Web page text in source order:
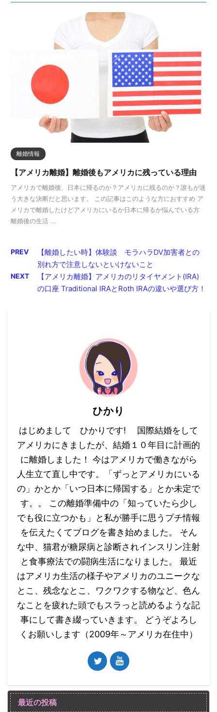
離婚情報
【アメリカ離婚】離婚後もアメリカに残っている理由
アメリカで離婚後、日本に帰るのか？アメリカに残るのか？誰もが迷
う大きな決断だと思います。 この記事はこのような方におすすめ ア
メリカで離婚したけどアメリカにいるか日本に帰るか悩んでいる方
離婚後の生活 ...
PREV
【離婚したい時】体験談 モラハラDV加害者との
別れ方で注意しないといけないこと
NEXT
【アメリカ離婚】アメリカのリタイヤメント(IRA)
の口座 Traditional IRAとRoth IRAの違いや選び方！
ひかり
はじめまして ひかりです! 国際結婚をして
アメリカにきましたが、結婚１０年目に計画的
に離婚しました！ 今はアメリカで働きながら
人生立て直し中です。「ずっとアメリカにいる
の」かとか「いつ日本に帰国する」とか未定で
す。。 この離婚準備中の「知っていたら少し
でも役に立つかも」と私が勝手に思うプチ情報
を伝えたくてブログを書き始めました。 そん
な中、猫君が糖尿病と診断されインスリン注射
と食事療法での闘病生活になりました。 最近
はアメリカ生活の様子やアメリカのユニークな
とこ、残念なとこ、ワクワクする物など、色ん
なことを疲れた頭でもスラっと読めるような記
事にして書き綴っていきます。 どうぞよろし
くお願いします（2009年～アメリカ在住中）
最近の投稿